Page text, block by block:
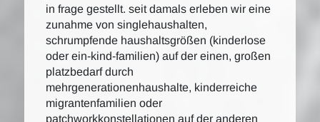
in frage gestellt. seit damals erleben wir eine
zunahme von singlehaushalten,
schrumpfende haushaltsgrößen (kinderlose
oder ein-kind-familien) auf der einen, großen
platzbedarf durch
mehrgenerationenhaushalte, kinderreiche
migrantenfamilien oder
patchworkkonstellationen auf der anderen